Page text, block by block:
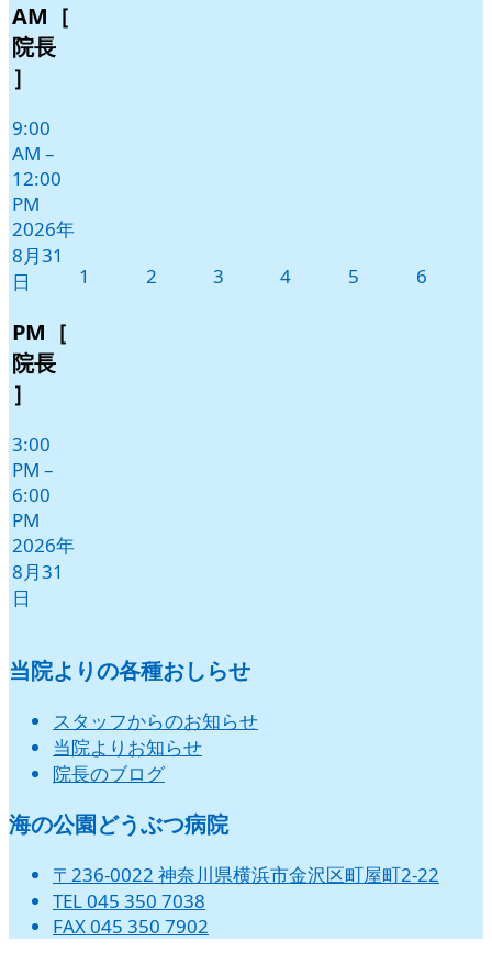
月
31
日
イ
AM［
院長
］
9:00
AM –
12:00
PM
2026年
8月31
日
PM［
院長
］
3:00
PM –
6:00
PM
2026年
8月31
日
1 2 3 42026
5 6
当院よりの各種おしらせ
スタッフからのお知らせ
当院よりお知らせ
院長のブログ
海の公園どうぶつ病院
〒236-0022 神奈川県横浜市金沢区町屋町2-22
TEL 045 350 7038
FAX 045 350 7902